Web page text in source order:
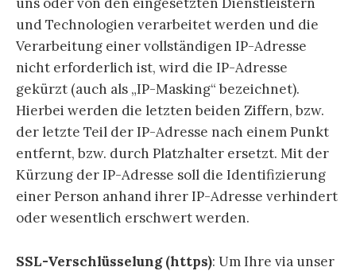
uns oder von den eingesetzten Dienstleistern
und Technologien verarbeitet werden und die
Verarbeitung einer vollständigen IP-Adresse
nicht erforderlich ist, wird die IP-Adresse
gekürzt (auch als „IP-Masking“ bezeichnet).
Hierbei werden die letzten beiden Ziffern, bzw.
der letzte Teil der IP-Adresse nach einem Punkt
entfernt, bzw. durch Platzhalter ersetzt. Mit der
Kürzung der IP-Adresse soll die Identifizierung
einer Person anhand ihrer IP-Adresse verhindert
oder wesentlich erschwert werden.
SSL-Verschlüsselung (https): Um Ihre via unser